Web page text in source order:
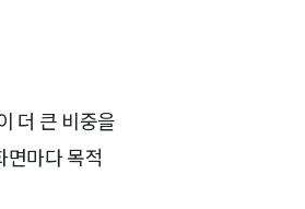
더 큰 비중을
마다 목적